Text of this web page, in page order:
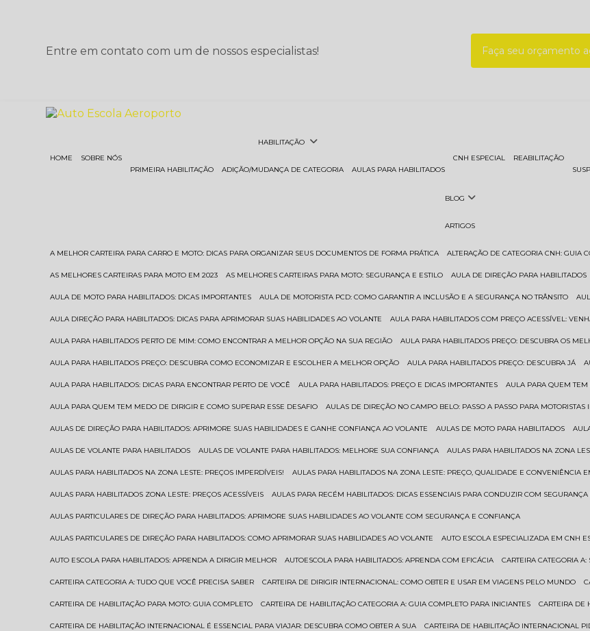
Entre em contato com um de nossos especialistas! Faça seu orçamento
HOME SOBRE NÓS
HABILITAÇÃO
PRIMEIRA HABILITAÇÃO ADIÇÃO/MUDANÇA DE CATEGORIA AULAS PARA HABILITADOS
CNH ESPECIAL REABILITAÇÃO
BLOG
ARTIGOS
A MELHOR CARTEIRA PARA CARRO E MOTO: DICAS PARA ORGANIZAR SEUS DOCUMENTOS DE FORMA PRÁTICA ALTERAÇÃO DE CATEGORIA CNH: GUIA
AS MELHORES CARTEIRAS PARA MOTO EM 2023 AS MELHORES CARTEIRAS PARA MOTO: SEGURANÇA E ESTILO AULA DE DIREÇÃO PARA HABILITADOS
AULA DE MOTO PARA HABILITADOS: DICAS IMPORTANTES AULA DE MOTORISTA PCD: COMO GARANTIR A INCLUSÃO E A SEGURANÇA NO TRÂNSITO
AULA DIREÇÃO PARA HABILITADOS: DICAS PARA APRIMORAR SUAS HABILIDADES AO VOLANTE AULA PARA HABILITADOS COM PREÇO ACESSÍVEL:
AULA PARA HABILITADOS PERTO DE MIM: COMO ENCONTRAR A MELHOR OPÇÃO NA SUA REGIÃO AULA PARA HABILITADOS PREÇO: DESCUBRA OS
AULA PARA HABILITADOS PREÇO: DESCUBRA COMO ECONOMIZAR E ESCOLHER A MELHOR OPÇÃO AULA PARA HABILITADOS PREÇO: DESCUBRA JÁ
AULA PARA HABILITADOS: DICAS PARA ENCONTRAR PERTO DE VOCÊ AULA PARA HABILITADOS: PREÇO E DICAS IMPORTANTES AULA PARA QUEM
AULA PARA QUEM TEM MEDO DE DIRIGIR E COMO SUPERAR ESSE DESAFIO AULAS DE DIREÇÃO NO CAMPO BELO: PASSO A PASSO PARA MOTORISTAS
AULAS DE DIREÇÃO PARA HABILITADOS: APRIMORE SUAS HABILIDADES E GANHE CONFIANÇA AO VOLANTE AULAS DE MOTO PARA HABILITADOS
AULAS DE VOLANTE PARA HABILITADOS AULAS DE VOLANTE PARA HABILITADOS: MELHORE SUA CONFIANÇA AULAS PARA HABILITADOS NA ZONA
AULAS PARA HABILITADOS NA ZONA LESTE: PREÇOS IMPERDÍVEIS! AULAS PARA HABILITADOS NA ZONA LESTE: PREÇO, QUALIDADE E CONVENIÊNCIA
AULAS PARA HABILITADOS ZONA LESTE: PREÇOS ACESSÍVEIS AULAS PARA RECÉM HABILITADOS: DICAS ESSENCIAIS PARA CONDUZIR COM
AULAS PARTICULARES DE DIREÇÃO PARA HABILITADOS: APRIMORE SUAS HABILIDADES AO VOLANTE COM SEGURANÇA E CONFIANÇA
AULAS PARTICULARES DE DIREÇÃO PARA HABILITADOS: COMO APRIMORAR SUAS HABILIDADES AO VOLANTE AUTO ESCOLA ESPECIALIZADA EM CNH
AUTO ESCOLA PARA HABILITADOS: APRENDA A DIRIGIR MELHOR AUTOESCOLA PARA HABILITADOS: APRENDA COM EFICÁCIA CARTEIRA CATEGORIA
CARTEIRA CATEGORIA A: TUDO QUE VOCÊ PRECISA SABER CARTEIRA DE DIRIGIR INTERNACIONAL: COMO OBTER E USAR EM VIAGENS PELO MUNDO
CARTEIRA DE HABILITAÇÃO PARA MOTO: GUIA COMPLETO CARTEIRA DE HABILITAÇÃO CATEGORIA A: GUIA COMPLETO PARA INICIANTES CARTEIRA
CARTEIRA DE HABILITAÇÃO INTERNACIONAL É ESSENCIAL PARA VIAJAR: DESCUBRA COMO OBTER A SUA CARTEIRA DE HABILITAÇÃO INTERNACIONAL